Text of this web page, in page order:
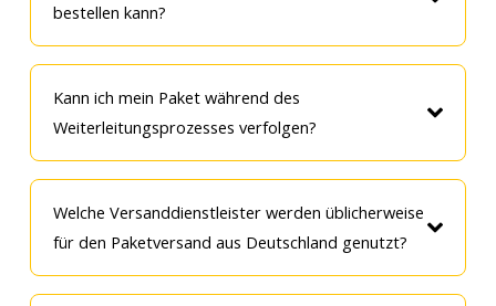
bestellen kann?
Kann ich mein Paket während des
Weiterleitungsprozesses verfolgen?
Welche Versanddienstleister werden üblicherweise
für den Paketversand aus Deutschland genutzt?